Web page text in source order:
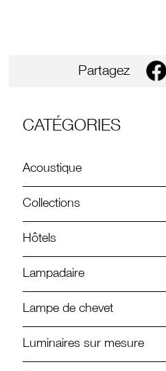
Partagez
CATÉGORIES
Acoustique
Collections
Hôtels
Lampadaire
Lampe de chevet
Luminaires sur mesure